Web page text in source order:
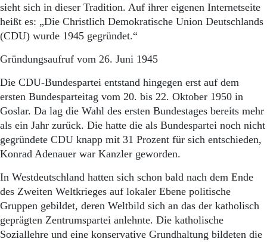
Archiv
Mediadaten
Kontakt
Impressum
sieht sich in dieser Tradition. Auf ihrer eigenen Internetseite
heißt es: „Die Christlich Demokratische Union Deutschlands
(CDU) wurde 1945 gegründet.“
Gründungsaufruf vom 26. Juni 1945
Die CDU-Bundespartei entstand hingegen erst auf dem
ersten Bundesparteitag vom 20. bis 22. Oktober 1950 in
Goslar. Da lag die Wahl des ersten Bundestages bereits mehr
als ein Jahr zurück. Die hatte die als Bundespartei noch nicht
gegründete CDU knapp mit 31 Prozent für sich entschieden,
Konrad Adenauer war Kanzler geworden.
In Westdeutschland hatten sich schon bald nach dem Ende
des Zweiten Weltkrieges auf lokaler Ebene politische
Gruppen gebildet, deren Weltbild sich an das der katholisch
geprägten Zentrumspartei anlehnte. Die katholische
Soziallehre und eine konservative Grundhaltung bildeten die